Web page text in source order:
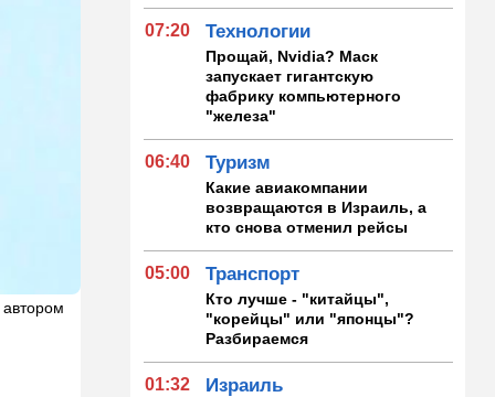
07:20 Технологии
Прощай, Nvidia? Маск
запускает гигантскую
фабрику компьютерного
"железа"
06:40 Туризм
Какие авиакомпании
возвращаются в Израиль, а
кто снова отменил рейсы
05:00 Транспорт
Кто лучше - "китайцы",
"корейцы" или "японцы"?
Разбираемся
01:32 Израиль